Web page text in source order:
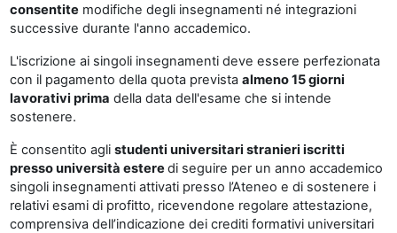
consentite modifiche degli insegnamenti né integrazioni
successive durante l'anno accademico.
L'iscrizione ai singoli insegnamenti deve essere perfezionata
con il pagamento della quota prevista almeno 15 giorni
lavorativi prima della data dell'esame che si intende
sostenere.
È consentito agli studenti universitari stranieri iscritti
presso università esteredi seguire per un anno accademico
singoli insegnamenti attivati presso l’Ateneo e di sostenere i
relativi esami di profitto, ricevendone regolare attestazione,
comprensiva dell’indicazione dei crediti formativi universitari